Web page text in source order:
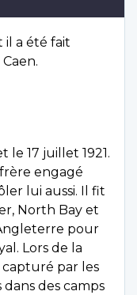
il a été fait
le 17 juillet 1921.
engagé
lui aussi. Il fit
North Bay et
pour
Lors de la
capturé par les
des camps